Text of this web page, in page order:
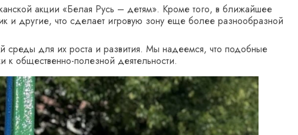
акции «Белая Русь – детям». Кроме того, в ближайшее
и другие, что сделает игровую зону еще более разнообразной
среды для их роста и развития. Мы надеемся, что подобные
общественно-полезной деятельности.